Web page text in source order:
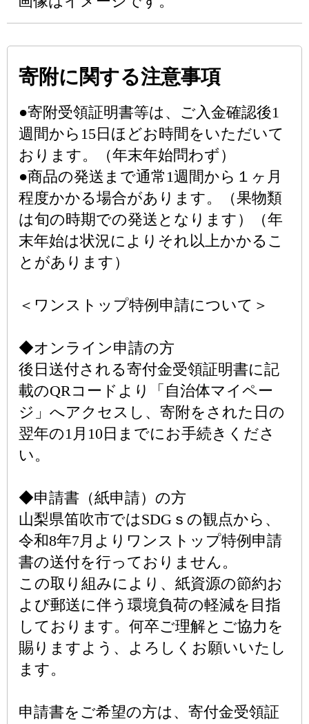
寄附に関する注意事項
●寄附受領証明書等は、ご入金確認後1
週間から15日ほどお時間をいただいて
おります。（年末年始問わず）
●商品の発送まで通常1週間から１ヶ月
程度かかる場合があります。（果物類
は旬の時期での発送となります）（年
末年始は状況によりそれ以上かかるこ
とがあります）
＜ワンストップ特例申請について＞
◆オンライン申請の方
後日送付される寄付金受領証明書に記
載のQRコードより「自治体マイペー
ジ」へアクセスし、寄附をされた日の
翌年の1月10日までにお手続きくださ
い。
◆申請書（紙申請）の方
山梨県笛吹市ではSDGｓの観点から、
令和8年7月よりワンストップ特例申請
書の送付を行っておりません。
この取り組みにより、紙資源の節約お
よび郵送に伴う環境負荷の軽減を目指
しております。何卒ご理解とご協力を
賜りますよう、よろしくお願いいたし
ます。
申請書をご希望の方は、寄付金受領証